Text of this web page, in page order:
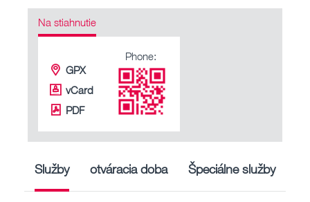
Na stiahnutie
GPX
vCard
PDF
Phone:
Služby otváracia doba Špeciálne služby